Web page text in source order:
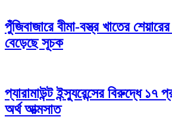
পুঁজিবাজারে বীমা-বস্ত্র খাতের
বেড়েছে সূচক
প্যারামাউন্ট ইন্স্যুরেন্সের বিরুদ্ধে ১৭
অর্থ আত্মসাত